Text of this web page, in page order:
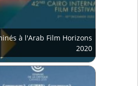
à l'Arab Film Horizons
2020